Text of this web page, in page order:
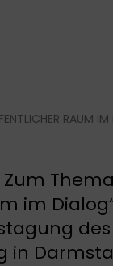
RAUM
Thema
im
in